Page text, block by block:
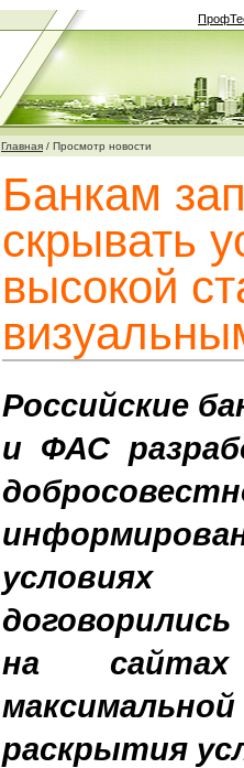
Главная / Просмотр новости
Банкам
скрывать
высокой
Российские
и ФАС
на
раскрытия